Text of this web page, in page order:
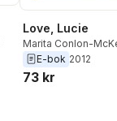
Love, Lucie
Marita Conlon-
E-bok 2012
73 kr